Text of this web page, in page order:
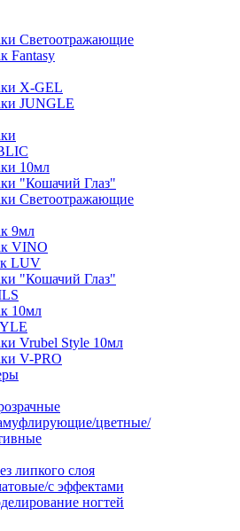
Светоотражающие
Fantasy
Х-GEL
JUNGLE
10мл
"Кошачий Глаз"
Светоотражающие
9мл
VINO
LUV
"Кошачий Глаз"
10мл
Vrubel Style 10мл
V-PRO
цветные/
липкого слоя
с эффектами
ногтей